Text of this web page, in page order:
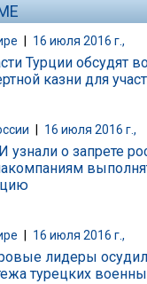
| 16 июля 2016 г.,
Турции обсудят
казни для
16 июля 2016 г.,
узнали о запрете
16 июля 2016 г.,
лидеры
турецких